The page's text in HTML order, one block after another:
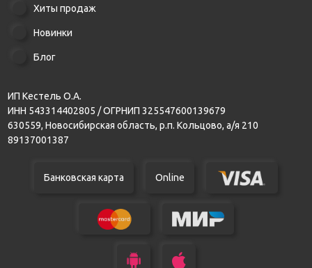
Хиты продаж
Новинки
Блог
ИП Кестель О.А.
ИНН 543314402805 / ОГРНИП 325547600139679
630559, Новосибирская область, р.п. Кольцово, а/я 210
89137001387
Банковская карта Online